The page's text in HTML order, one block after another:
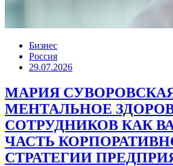
Бизнес
Россия
29.07.2026
МАРИЯ
МЕНТАЛЬНОЕ
СОТРУДНИКОВ КАК
ЧАСТЬ
СТРАТЕГИИ